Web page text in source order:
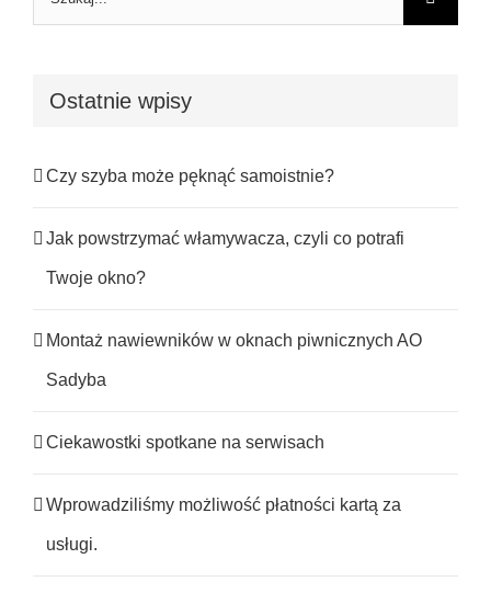
Ostatnie wpisy
Czy szyba może pęknąć samoistnie?
Jak powstrzymać włamywacza, czyli co potrafi
Twoje okno?
Montaż nawiewników w oknach piwnicznych AO
Sadyba
Ciekawostki spotkane na serwisach
Wprowadziliśmy możliwość płatności kartą za
usługi.